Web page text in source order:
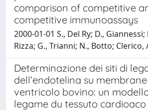
comparison of competitive
competitive immunoassays
2000-01-01 S., Del Ry; D., Giannessi;
Rizza; G., Trianni; N., Botto; Clerico,
Determinazione dei siti di
dell’endotelina su
ventricolo bovino: un
legame du tessuto